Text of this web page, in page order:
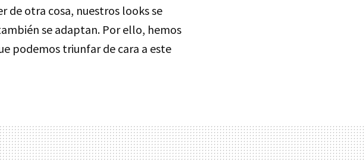
de otra cosa, nuestros looks se
se adaptan. Por ello, hemos
podemos triunfar de cara a este